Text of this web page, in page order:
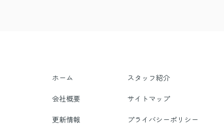
ホーム スタッフ紹介
会社概要 サイトマップ
更新情報 プライバシーポリシー